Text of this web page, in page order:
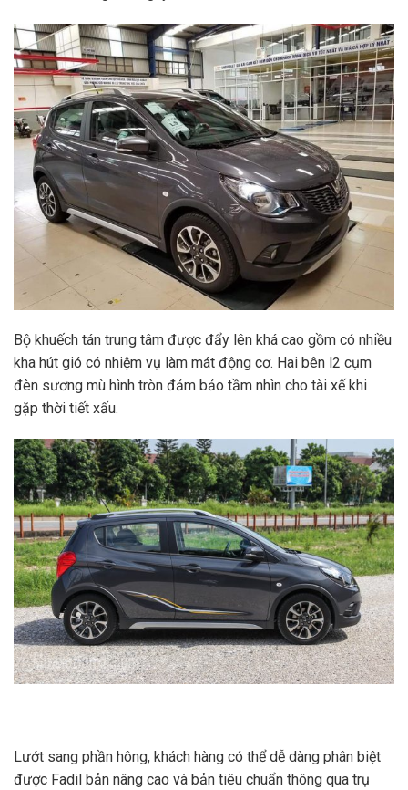
Bộ khuếch tán trung tâm được đẩy lên khá cao gồm có nhiều
kha hút gió có nhiệm vụ làm mát động cơ. Hai bên l2 cụm
đèn sương mù hình tròn đảm bảo tầm nhìn cho tài xế khi
gặp thời tiết xấu.
Lướt sang phần hông, khách hàng có thể dễ dàng phân biệt
được Fadil bản nâng cao và bản tiêu chuẩn thông qua trụ